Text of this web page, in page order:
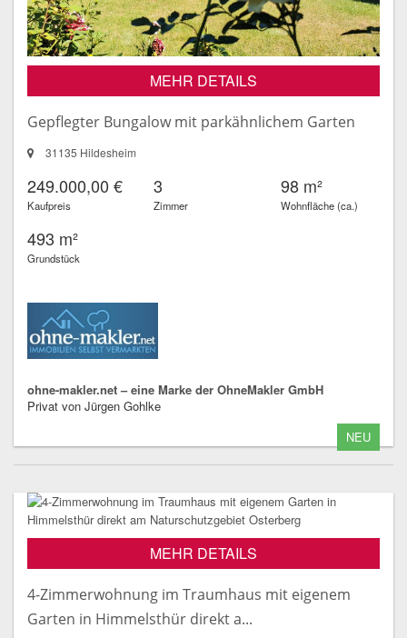
MEHR DETAILS
Gepflegter Bungalow mit parkähnlichem Garten
31135 Hildesheim
249.000,00 €
Kaufpreis
3
Zimmer
98 m²
Wohnfläche (ca.)
493 m²
Grundstück
ohne-makler.net – eine Marke der OhneMakler GmbH
Privat von Jürgen Gohlke
NEU
MEHR DETAILS
4-Zimmerwohnung im Traumhaus mit eigenem
Garten in Himmelsthür direkt a...